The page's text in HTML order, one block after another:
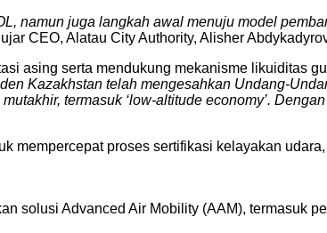
namun juga langkah awal menuju model
ujar CEO, Alatau City Authority, Alisher
asing serta mendukung mekanisme likuiditas
Kazakhstan telah mengesahkan Undang-
termasuk ‘low-altitude economy’.
mempercepat proses sertifikasi kelayakan
solusi Advanced Air Mobility (AAM), termasuk